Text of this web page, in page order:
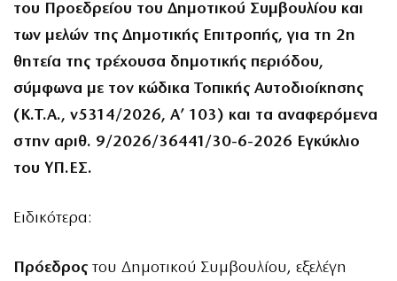
του Προεδρείου του Δημοτικού Συμβουλίου και
των μελών της Δημοτικής Επιτροπής, για τη 2η
θητεία της τρέχουσα δημοτικής περιόδου,
σύμφωνα με τον κώδικα Τοπικής Αυτοδιοίκησης
(Κ.Τ.Α., ν5314/2026, Α’ 103) και τα αναφερόμενα
στην αριθ. 9/2026/36441/30-6-2026 Εγκύκλιο
του ΥΠ.ΕΣ.
Ειδικότερα:
Πρόεδρος του Δημοτικού Συμβουλίου, εξελέγη